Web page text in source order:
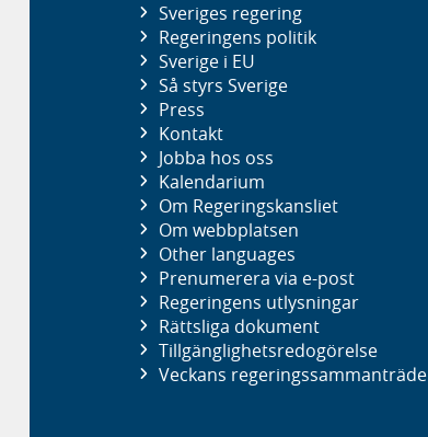
Sveriges regering
Regeringens politik
Sverige i EU
Så styrs Sverige
Press
Kontakt
Jobba hos oss
Kalendarium
Om Regeringskansliet
Om webbplatsen
Other languages
Prenumerera via e-post
Regeringens utlysningar
Rättsliga dokument
Tillgänglighetsredogörelse
Veckans regeringssammanträde